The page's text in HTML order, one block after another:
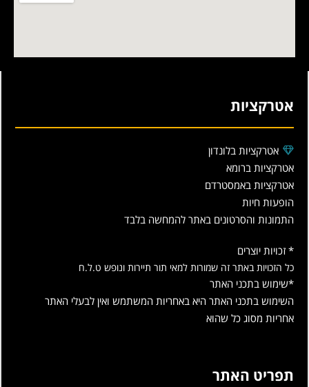
אטרקציות
אטרקציות בלונדון
אטרקציות ברומא
אטרקציות באמסטרדם
הופעות חיות
התמונות והסרטונים באתר להמחשה בלבד
* זכויות יוצרים
כל הזכויות באתר זה שמורות למאי תור תיירות ונופש ט.ל.ח
*שימוש בתכני האתר
השימוש בתכני האתר היא באחריות המשתמש ואין לבעלי האתר
אחריות מסוג כל שהוא
תפריט האתר